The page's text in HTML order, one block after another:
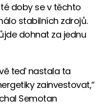
té doby se v těchto
stabilních zdrojů.
dohnat za jednu
teď nastala ta
zainvestovat,“
Semotan